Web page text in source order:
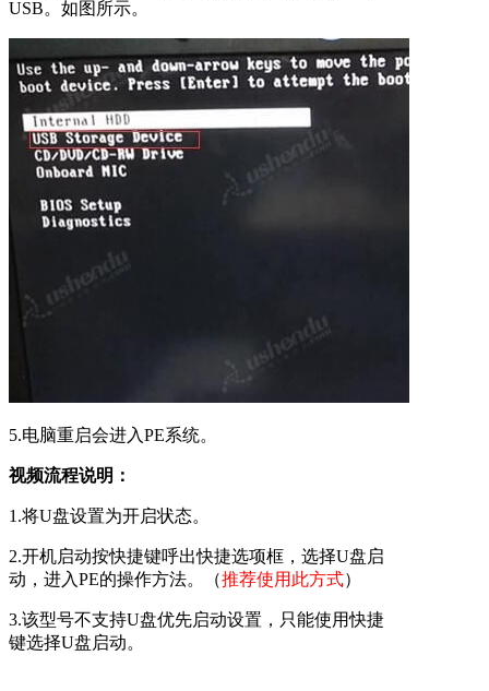
USB。如图所示。
5.电脑重启会进入PE系统。
视频流程说明：
1.将U盘设置为开启状态。
2.开机启动按快捷键呼出快捷选项框，选择U盘启
动，进入PE的操作方法。（推荐使用此方式）
3.该型号不支持U盘优先启动设置，只能使用快捷
键选择U盘启动。